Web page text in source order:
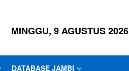
MINGGU, 9 AGUSTUS 2026
DATABASE JAMBI